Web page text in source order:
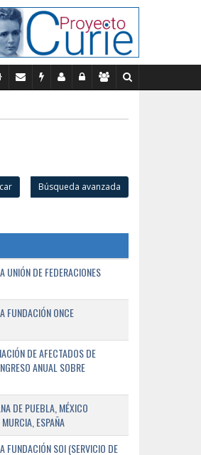
Búsqueda avanzada
UNIÓN DE FEDERACIONES
FUNDACIÓN ONCE
DE AFECTADOS DE
ANUAL SOBRE
DE PUEBLA, MÉXICO
ESPAÑA
FUNDACIÓN SOI (SERVICIO DE